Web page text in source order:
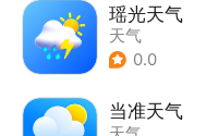
瑶光天气
天气
0.0
当准天气